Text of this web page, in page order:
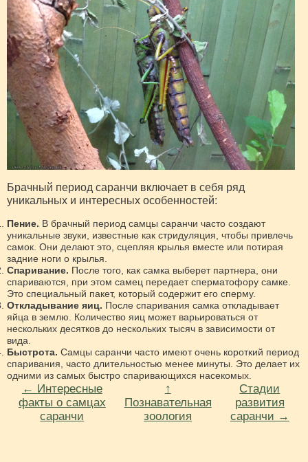
Брачный период саранчи включает в себя ряд
уникальных и интересных особенностей:
Пение. В брачный период самцы саранчи часто создают
уникальные звуки, известные как стридуляция, чтобы привлечь
самок. Они делают это, сцепляя крылья вместе или потирая
задние ноги о крылья.
Спаривание. После того, как самка выберет партнера, они
спариваются, при этом самец передает сперматофору самке.
Это специальный пакет, который содержит его сперму.
Откладывание яиц. После спаривания самка откладывает
яйца в землю. Количество яиц может варьироваться от
нескольких десятков до нескольких тысяч в зависимости от
вида.
Быстрота. Самцы саранчи часто имеют очень короткий период
спаривания, часто длительностью менее минуты. Это делает их
одними из самых быстро спаривающихся насекомых.
← Интересные
факты о самцах
саранчи
↑
Познавательная
зоология
Стадии
развития
саранчи →